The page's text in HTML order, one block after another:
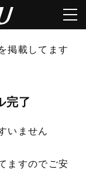
掲載してます
完了
いません
ますのでご安